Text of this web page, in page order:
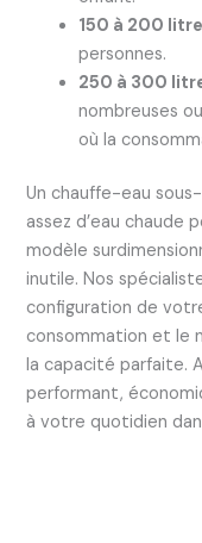
150 à 200
personnes.
250 à 300
nombreuses
où la
Un chauffe-eau
assez d’eau chaude
modèle
inutile. Nos
configuration de
consommation et le
la capacité parfaite.
performant,
à votre quotidien